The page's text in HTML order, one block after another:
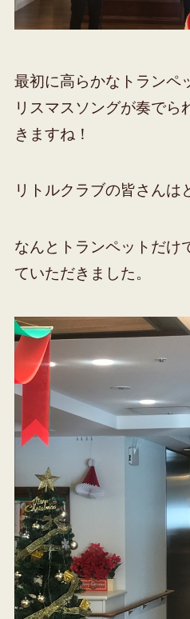
最初に高らかなトランペ
リスマスソングが奏でら
きますね！
リトルクラブの皆さんは
なんとトランペットだけ
ていただきました。